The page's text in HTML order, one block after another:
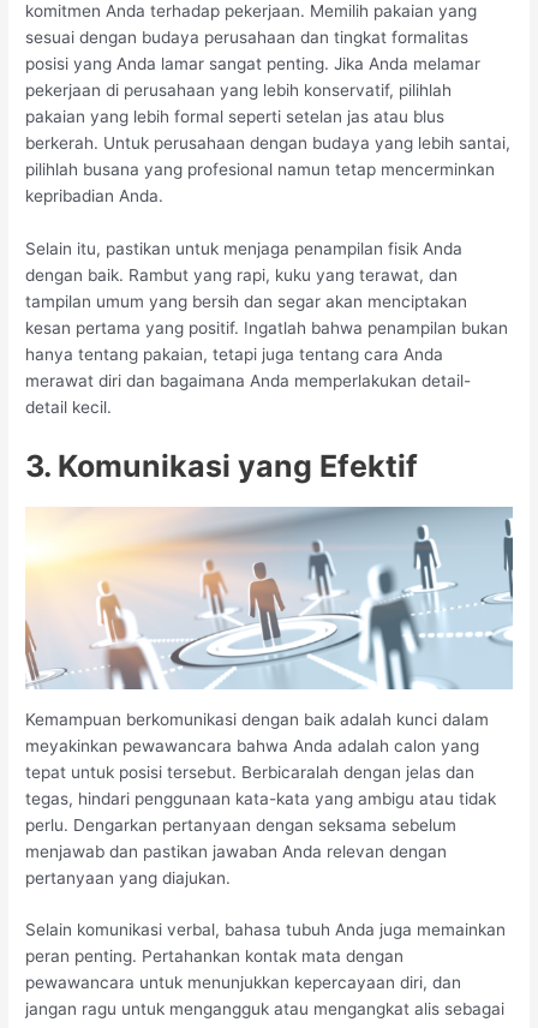
komitmen Anda terhadap pekerjaan. Memilih pakaian yang
sesuai dengan budaya perusahaan dan tingkat formalitas
posisi yang Anda lamar sangat penting. Jika Anda melamar
pekerjaan di perusahaan yang lebih konservatif, pilihlah
pakaian yang lebih formal seperti setelan jas atau blus
berkerah. Untuk perusahaan dengan budaya yang lebih santai,
pilihlah busana yang profesional namun tetap mencerminkan
kepribadian Anda.
Selain itu, pastikan untuk menjaga penampilan fisik Anda
dengan baik. Rambut yang rapi, kuku yang terawat, dan
tampilan umum yang bersih dan segar akan menciptakan
kesan pertama yang positif. Ingatlah bahwa penampilan bukan
hanya tentang pakaian, tetapi juga tentang cara Anda
merawat diri dan bagaimana Anda memperlakukan detail-
detail kecil.
3. Komunikasi yang Efektif
Kemampuan berkomunikasi dengan baik adalah kunci dalam
meyakinkan pewawancara bahwa Anda adalah calon yang
tepat untuk posisi tersebut. Berbicaralah dengan jelas dan
tegas, hindari penggunaan kata-kata yang ambigu atau tidak
perlu. Dengarkan pertanyaan dengan seksama sebelum
menjawab dan pastikan jawaban Anda relevan dengan
pertanyaan yang diajukan.
Selain komunikasi verbal, bahasa tubuh Anda juga memainkan
peran penting. Pertahankan kontak mata dengan
pewawancara untuk menunjukkan kepercayaan diri, dan
jangan ragu untuk mengangguk atau mengangkat alis sebagai